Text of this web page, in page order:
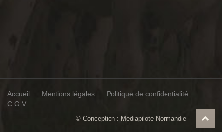
Accueil Mentions légales
Politique de confidentialité
C.G.V
© Conception : Mediapilote Normandie